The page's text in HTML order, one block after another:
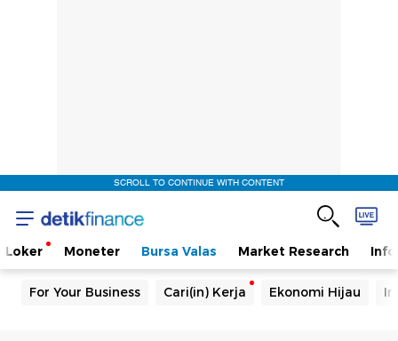
SCROLL TO CONTINUE WITH CONTENT
Loker Moneter Bursa Valas Market Research
For Your Business Cari(in) Kerja Ekonomi Hijau